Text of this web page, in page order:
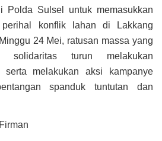
Polda Sulsel untuk memasukkan
perihal konflik lahan di Lakkang
24 Mei, ratusan massa yang
turun melakukan
serta melakukan aksi kampanye
spanduk tuntutan dan